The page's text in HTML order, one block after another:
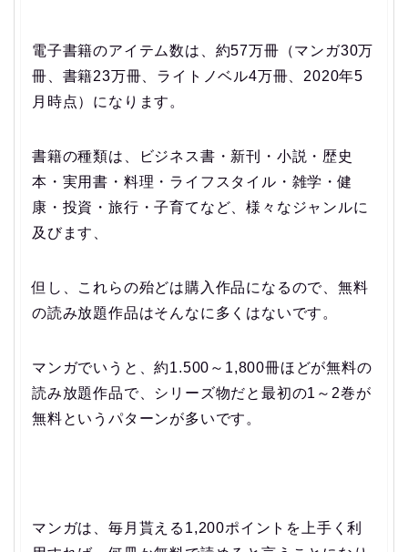
電子書籍のアイテム数は、約57万冊（マンガ30万
冊、書籍23万冊、ライトノベル4万冊、2020年5
月時点）になります。
書籍の種類は、ビジネス書・新刊・小説・歴史
本・実用書・料理・ライフスタイル・雑学・健
康・投資・旅行・子育てなど、様々なジャンルに
及びます、
但し、これらの殆どは購入作品になるので、無料
の読み放題作品はそんなに多くはないです。
マンガでいうと、約1.500～1,800冊ほどが無料の
読み放題作品で、シリーズ物だと最初の1～2巻が
無料というパターンが多いです。
マンガは、毎月貰える1,200ポイントを上手く利